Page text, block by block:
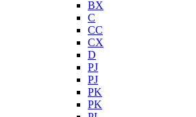
BX
C
CC
CX
D
PJ
PJ
PK
PK